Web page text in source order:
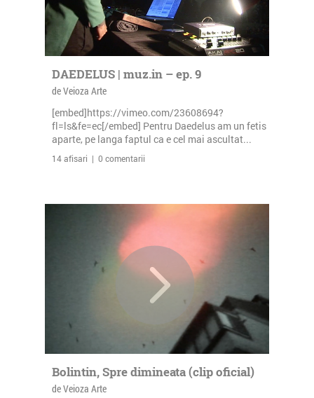
DAEDELUS | muz.in – ep. 9
de Veioza Arte
[embed]https://vimeo.com/23608694?
fl=ls&fe=ec[/embed] Pentru Daedelus am un fetis
aparte, pe langa faptul ca e cel mai ascultat...
14 afisari | 0 comentarii
Bolintin, Spre dimineata (clip oficial)
de Veioza Arte